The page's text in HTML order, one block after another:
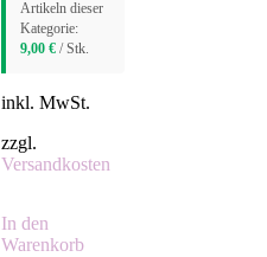
Artikeln dieser
Kategorie:
9,00 € / Stk.
inkl. MwSt.
zzgl.
Versandkosten
In den
Warenkorb